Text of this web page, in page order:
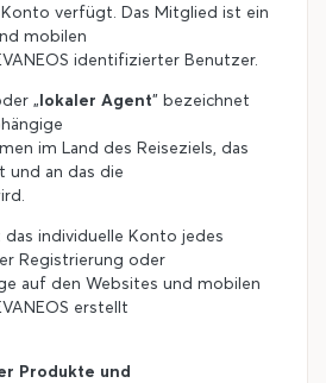
verfügt. Das Mitglied ist ein
mobilen
identifizierter Benutzer.
„lokaler Agent" bezeichnet
im Land des Reiseziels, das
und an das die
individuelle Konto jedes
Registrierung oder
auf den Websites und mobilen
erstellt
Produkte und